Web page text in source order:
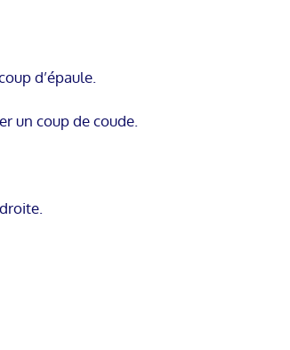
d’épaule.
un coup de coude.